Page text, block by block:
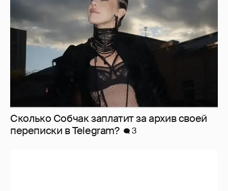
Сколько Собчак заплатит за архив своей
перeписки в Telegram?
3